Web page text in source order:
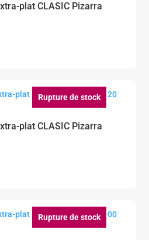
plat CLASIC Pizarra
€.
Rupture de stock
plat CLASIC Pizarra
Rupture de stock